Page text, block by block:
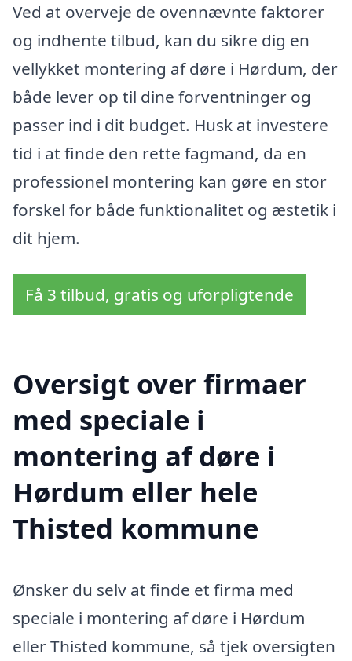
Ved at overveje de ovennævnte faktorer
og indhente tilbud, kan du sikre dig en
vellykket montering af døre i Hørdum, der
både lever op til dine forventninger og
passer ind i dit budget. Husk at investere
tid i at finde den rette fagmand, da en
professionel montering kan gøre en stor
forskel for både funktionalitet og æstetik i
dit hjem.
Få 3 tilbud, gratis og uforpligtende
Oversigt over firmaer
med speciale i
montering af døre i
Hørdum eller hele
Thisted kommune
Ønsker du selv at finde et firma med
speciale i montering af døre i Hørdum
eller Thisted kommune, så tjek oversigten